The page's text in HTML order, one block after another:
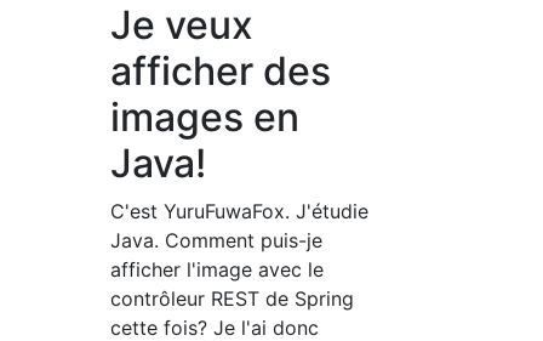
Je veux
afficher des
images en
Java!
C'est YuruFuwaFox. J'étudie
Java. Comment puis-je
afficher l'image avec le
contrôleur REST de Spring
cette fois? Je l'ai donc